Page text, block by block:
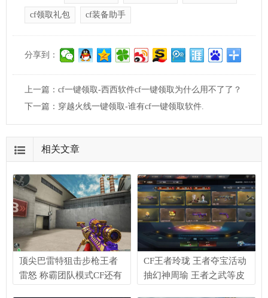
cf领取礼包 cf装备助手
分享到：
上一篇： cf一键领取-西西软件cf一键领取为什么用不了了？
下一篇： 穿越火线一键领取-谁有cf一键领取软件.
相关文章
顶尖巴雷特狙击步枪王者
雷怒 称霸团队模式CF还有
CF王者玲珑 王者夺宝活动
抽幻神周瑜 王者之武等皮